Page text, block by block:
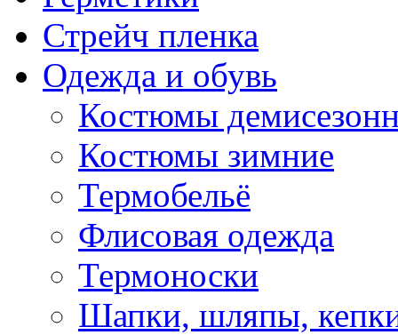
Стрейч пленка
Одежда и обувь
Костюмы
Костюмы зимние
Термобельё
Флисовая одежда
Термоноски
Шапки, шляпы,